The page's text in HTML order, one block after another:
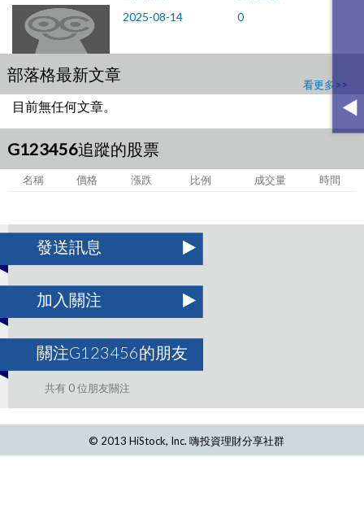
2025-08-14
0
部落格最新文章
看更多>>
目前無任何文章。
G123456追蹤的股票
名稱 價格 漲跌 比例 成交量 時間
發送訊息
加入關注
關注G123456的朋友
共有 0 位朋友關注
© 2013 HiStock, Inc. 嗨投資理財分享社群